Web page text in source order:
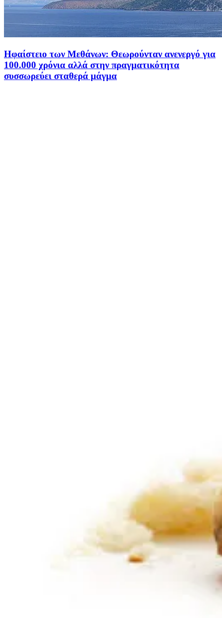
Ηφαίστειο των Μεθάνων: Θεωρούνταν ανενεργό για
100.000 χρόνια αλλά στην πραγματικότητα
συσσωρεύει σταθερά μάγμα